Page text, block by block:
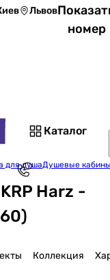
Львов
номер
Каталог
для душаДушевые
Harz -
Коллекция